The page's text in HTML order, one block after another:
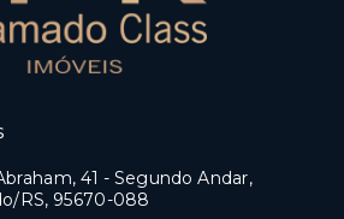
41 - Segundo Andar,
RS, 95670-088